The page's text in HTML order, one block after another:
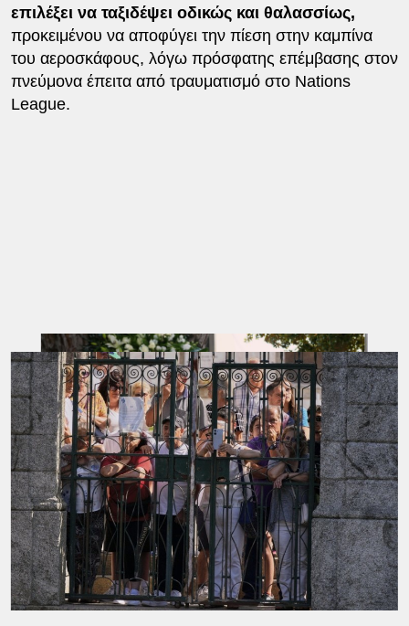
επιλέξει να ταξιδέψει οδικώς και θαλασσίως,
προκειμένου να αποφύγει την πίεση στην καμπίνα
του αεροσκάφους, λόγω πρόσφατης επέμβασης στον
πνεύμονα έπειτα από τραυματισμό στο Nations
League.